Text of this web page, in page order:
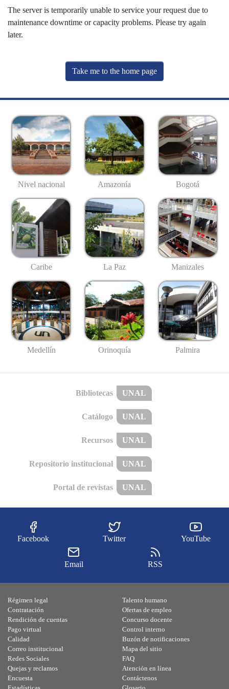
The server is temporarily unable to service your request due to
maintenance downtime or capacity problems. Please try again
later.
Take me to the home page
Nivel nacional Amazonía Bogotá
Caribe La Paz Manizales
Medellín Orinoquía Palmira
Bibliotecas UNAL
Catálogo UNAL
Recursos UNAL
Repositorio institucional UNAL
Portal de revistas UNAL
Facebook Twitter YouTube
Email RSS
Régimen legal
Contratación
Rendición de cuentas
Pago virtual
Calidad
Talento humano
Ofertas de empleo
Concurso docente
Control interno
Buzón de notificaciones
Correo institucional
Redes Sociales
Quejas y reclamos
Encuesta
Mapa del sitio
FAQ
Atención en línea
Contáctenos